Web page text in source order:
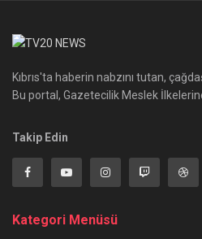
Kıbrıs'ta haberin nabzını tutan,
Bu portal, Gazetecilik Meslek
Takip Edin
Kategori Menüsü